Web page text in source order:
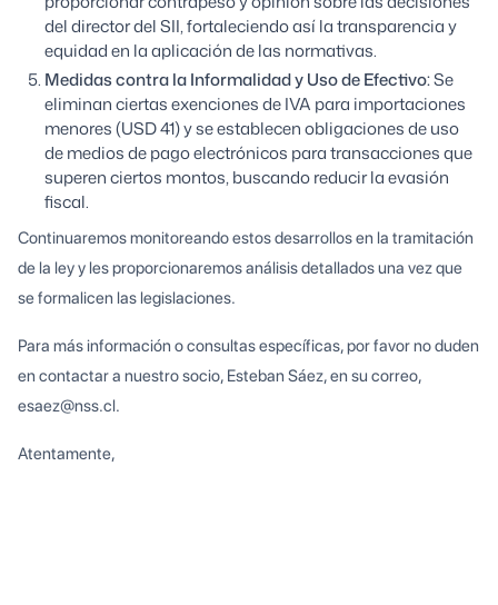
del director del SII, fortaleciendo así la transparencia y
equidad en la aplicación de las normativas.
Medidas contra la Informalidad y Uso de Efectivo:Se
eliminan ciertas exenciones de IVA para importaciones
menores (USD 41) y se establecen obligaciones de uso
de medios de pago electrónicos para transacciones que
superen ciertos montos, buscando reducir la evasión
fiscal.
Continuaremos monitoreando estos desarrollos en la tramitación
de la ley y les proporcionaremos análisis detallados una vez que
se formalicen las legislaciones.
Para más información o consultas específicas, por favor no duden
en contactar a nuestro socio, Esteban Sáez, en su correo,
esaez@nss.cl.
Atentamente,